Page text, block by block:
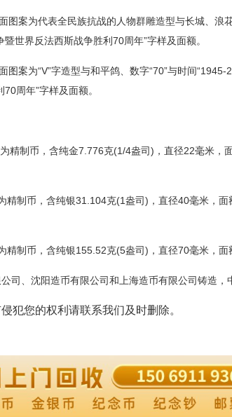
为代表全民族抗战的人物群雕造型与长城、浪花
世界反法西斯战争胜利70周年”字样及面额。
为“V”字造型与和平鸽、数字“70”与时间“1945-
周年”字样及面额。
制币，含纯金7.776克(1/4盎司)，直径22毫米，
制币，含纯银31.104克(1盎司)，直径40毫米，面
币，含纯银155.52克(5盎司)，直径70毫米，面
、沈阳造币有限公司和上海造币有限公司铸造，
犯您的权利请联系我们及时删除。